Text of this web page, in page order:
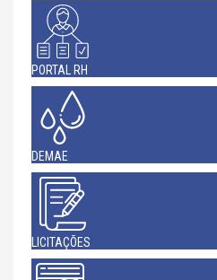
PORTAL RH
DEMAE
LICITAÇÕES